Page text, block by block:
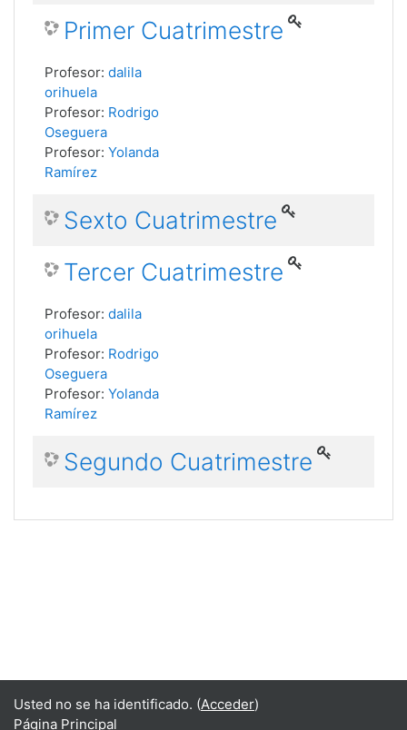
Primer Cuatrimestre
Profesor: dalila
orihuela
Profesor: Rodrigo
Oseguera
Profesor: Yolanda
Ramírez
Sexto Cuatrimestre
Tercer Cuatrimestre
Profesor: dalila
orihuela
Profesor: Rodrigo
Oseguera
Profesor: Yolanda
Ramírez
Segundo Cuatrimestre
Usted no se ha identificado. (Acceder)
Página Principal